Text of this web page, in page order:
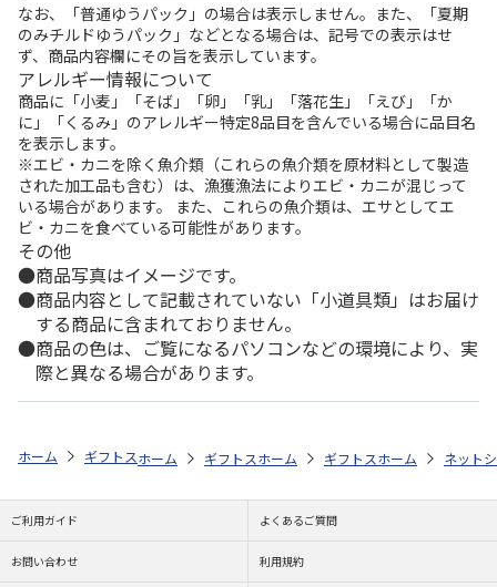
なお、「普通ゆうパック」の場合は表示しません。また、「夏期
のみチルドゆうパック」などとなる場合は、記号での表示はせ
ず、商品内容欄にその旨を表示しています。
アレルギー情報について
商品に「小麦」「そば」「卵」「乳」「落花生」「えび」「か
に」「くるみ」のアレルギー特定8品目を含んでいる場合に品目名
を表示します。
※エビ・カニを除く魚介類（これらの魚介類を原材料として製造
された加工品も含む）は、漁獲漁法によりエビ・カニが混じって
いる場合があります。 また、これらの魚介類は、エサとしてエ
ビ・カニを食べている可能性があります。
その他
商品写真はイメージです。
商品内容として記載されていない「小道具類」はお届け
する商品に含まれておりません。
商品の色は、ご覧になるパソコンなどの環境により、実
際と異なる場合があります。
ホーム ギフトストア お中元・夏ギフト特集 2026 おすすめ ご当地
ホーム ギフトストア お中元・夏ギフト特集 2026
ホーム ギフトストア お中元・
ホーム ネット
ご利用ガイド よくあるご質問
お問い合わせ 利用規約